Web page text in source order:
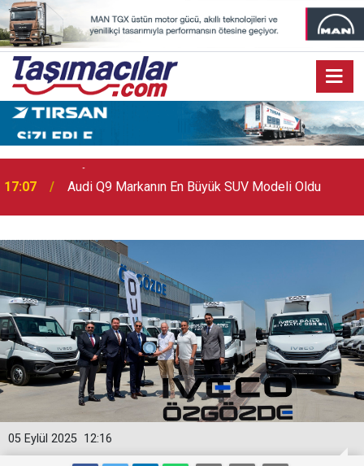
17:07 Audi Q9 Markanın En Büyük SUV Modeli Oldu
12:16
05 Eylül 2025